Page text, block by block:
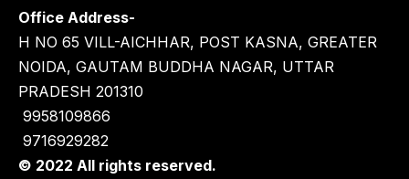
Office Address-
H NO 65 VILL-AICHHAR, POST KASNA, GREATER
NOIDA, GAUTAM BUDDHA NAGAR, UTTAR
PRADESH 201310
9958109866
9716929282
© 2022 All rights reserved.